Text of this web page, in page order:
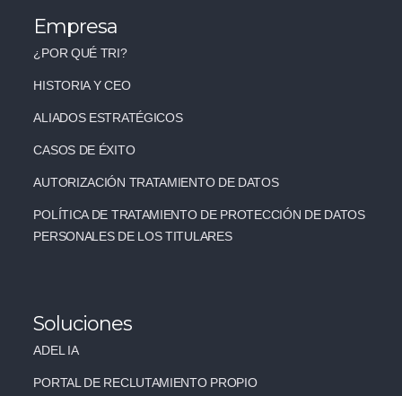
Empresa
¿POR QUÉ TRI?
HISTORIA Y CEO
ALIADOS ESTRATÉGICOS
CASOS DE ÉXITO
AUTORIZACIÓN TRATAMIENTO DE DATOS
POLÍTICA DE TRATAMIENTO DE PROTECCIÓN DE DATOS
PERSONALES DE LOS TITULARES
Soluciones
ADEL IA
PORTAL DE RECLUTAMIENTO PROPIO